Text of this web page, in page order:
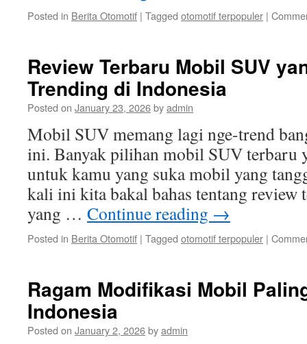
Posted in Berita Otomotif | Tagged otomotif terpopuler |
Review Terbaru Mobil SUV
Trending di Indonesia
Posted on January 23, 2026byadmin
Mobil SUV memang lagi nge-trend
ini. Banyak pilihan mobil SUV terbaru
untuk kamu yang suka mobil yang
kali ini kita bakal bahas tentang
yang … Continue reading →
Posted in Berita Otomotif | Tagged otomotif terpopuler |
Ragam Modifikasi Mobil
Indonesia
Posted on January 2, 2026byadmin